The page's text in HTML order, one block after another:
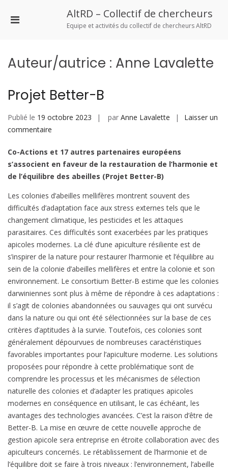
contenu
AltRD – Collectif de chercheurs
Equipe et activités du collectif de chercheurs AltRD
Menu
Auteur/autrice : Anne Lavalette
Projet Better-B
Publié le 19 octobre 2023 par Anne Lavalette
Laisser un
commentaire
Better-
B
Co-Actions et 17 autres partenaires européens
s’associent en faveur de la restauration de l’harmonie et
de l’équilibre des abeilles (Projet Better-B)
Les colonies d’abeilles mellifères montrent souvent des
difficultés d’adaptation face aux stress externes tels que le
changement climatique, les pesticides et les attaques
parasitaires. Ces difficultés sont exacerbées par les pratiques
apicoles modernes. La clé d’une apiculture résiliente est de
s’inspirer de la nature pour restaurer l’harmonie et l’équilibre au
sein de la colonie d’abeilles mellifères et entre la colonie et son
environnement. Le consortium Better-B estime que les colonies
darwiniennes sont plus à même de répondre à ces adaptations :
il s’agit de colonies abandonnées ou sauvages qui ont survécu
dans la nature ou qui ont été sélectionnées sur la base de ces
critères d’aptitudes à la survie. Toutefois, ces colonies sont
généralement dépourvues de nombreuses caractéristiques
favorables importantes pour l’apiculture moderne. Les solutions
proposées pour répondre à cette problématique sont de
comprendre les processus et les mécanismes de sélection
naturelle des colonies et d’adapter les pratiques apicoles
modernes en conséquence en utilisant, le cas échéant, les
avantages des technologies avancées. C’est la raison d’être de
Better-B. La mise en œuvre de cette nouvelle approche de
gestion apicole sera entreprise en étroite collaboration avec des
apiculteurs concernés. Le rétablissement de l’harmonie et de
l’équilibre doit se faire à trois niveaux : l’environnement, l’abeille